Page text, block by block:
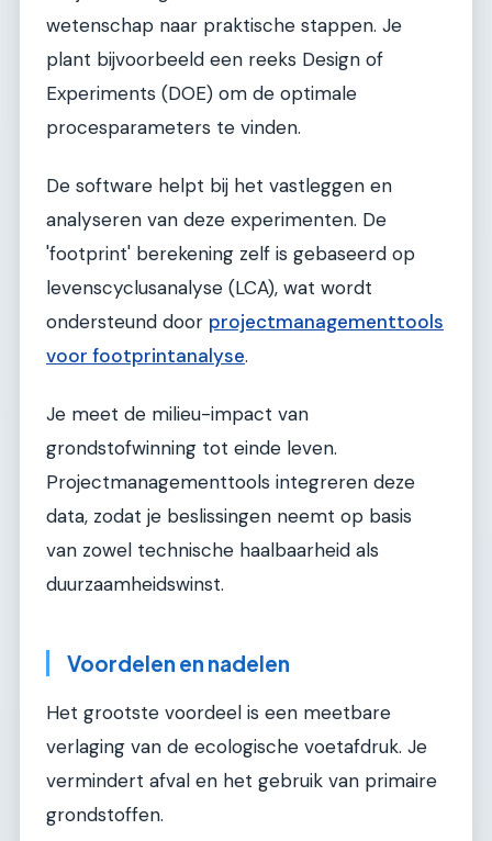
wetenschap naar praktische stappen. Je
plant bijvoorbeeld een reeks Design of
Experiments (DOE) om de optimale
procesparameters te vinden.
De software helpt bij het vastleggen en
analyseren van deze experimenten. De
'footprint' berekening zelf is gebaseerd op
levenscyclusanalyse (LCA), wat wordt
ondersteund door projectmanagementtools
voor footprintanalyse.
Je meet de milieu-impact van
grondstofwinning tot einde leven.
Projectmanagementtools integreren deze
data, zodat je beslissingen neemt op basis
van zowel technische haalbaarheid als
duurzaamheidswinst.
Voordelen en nadelen
Het grootste voordeel is een meetbare
verlaging van de ecologische voetafdruk. Je
vermindert afval en het gebruik van primaire
grondstoffen.